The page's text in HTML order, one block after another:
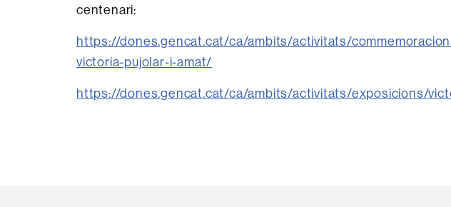
centenari:
https://dones.gencat.cat/ca/ambits/activitats/
victoria-pujolar-i-amat/
https://dones.gencat.cat/ca/ambits/activitats/exposicions/